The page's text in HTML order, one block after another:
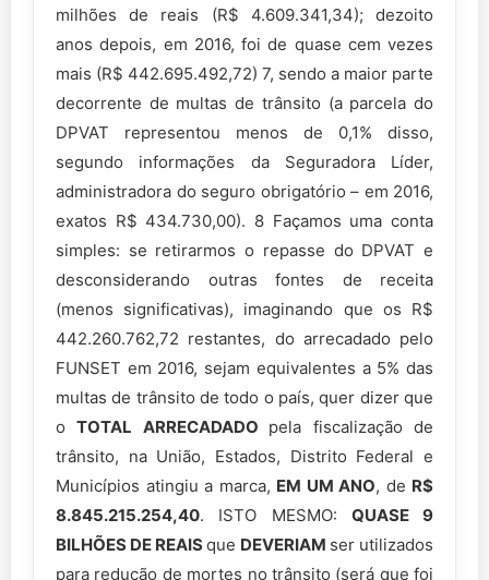
milhões de reais (R$ 4.609.341,34); dezoito
anos depois, em 2016, foi de quase cem vezes
mais (R$ 442.695.492,72) 7, sendo a maior parte
decorrente de multas de trânsito (a parcela do
DPVAT representou menos de 0,1% disso,
segundo informações da Seguradora Líder,
administradora do seguro obrigatório – em 2016,
exatos R$ 434.730,00). 8 Façamos uma conta
simples: se retirarmos o repasse do DPVAT e
desconsiderando outras fontes de receita
(menos significativas), imaginando que os R$
442.260.762,72 restantes, do arrecadado pelo
FUNSET em 2016, sejam equivalentes a 5% das
multas de trânsito de todo o país, quer dizer que
oTOTAL ARRECADADO pela fiscalização de
trânsito, na União, Estados, Distrito Federal e
Municípios atingiu a marca, EM UM ANO, de R$
8.845.215.254,40. ISTO MESMO: QUASE 9
BILHÕES DE REAISque DEVERIAM ser utilizados
para redução de mortes no trânsito (será que foi